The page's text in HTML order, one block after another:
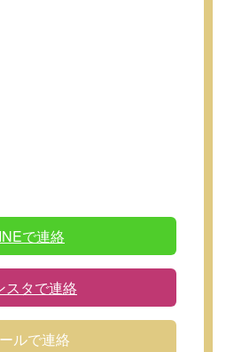
で連絡
スタで連絡
ルで連絡